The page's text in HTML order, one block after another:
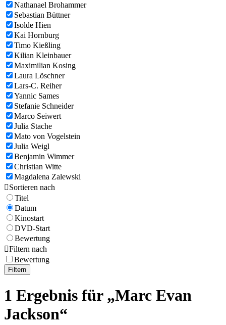
Nathanael Brohammer
Sebastian Büttner
Isolde Hien
Kai Hornburg
Timo Kießling
Kilian Kleinbauer
Maximilian Kosing
Laura Löschner
Lars-C. Reiher
Yannic Sames
Stefanie Schneider
Marco Seiwert
Julia Stache
Mato von Vogelstein
Julia Weigl
Benjamin Wimmer
Christian Witte
Magdalena Zalewski
Sortieren nach
Titel
Datum
Kinostart
DVD-Start
Bewertung
Filtern nach
Bewertung
Filtern
1 Ergebnis für „Marc Evan
Jackson“